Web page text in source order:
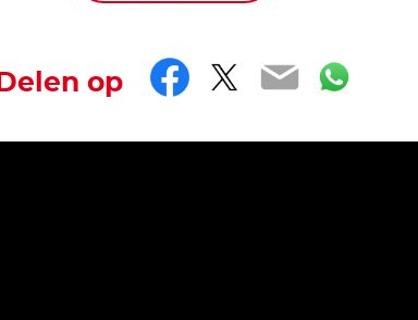
Delen op Facebook
Twitter
Email